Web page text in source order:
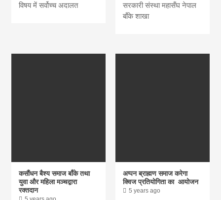
विषय में सर्वोच्च अदालत
सरकारी संस्था महासँघ नेपाल
बाँके शाखा
कसौंधन बैश्य समाज बाँके तथा
युवा और महिला मञ्चद्वारा
रक्तदान
अप्पन ब्राह्मण समाज करेगा
क्विज प्रतियोगिता का आयोजन
5 years ago